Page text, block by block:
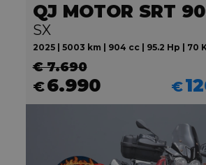
QJ MOTOR SRT
SX
2025 | 5003 km | 904 cc | 95.2 Hp | 70
€ 7.690
€6.990 €